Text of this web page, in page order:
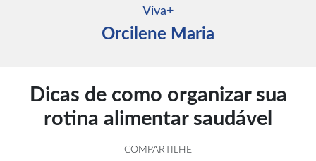
Viva+
Orcilene Maria
Dicas de como organizar sua
rotina alimentar saudável
COMPARTILHE